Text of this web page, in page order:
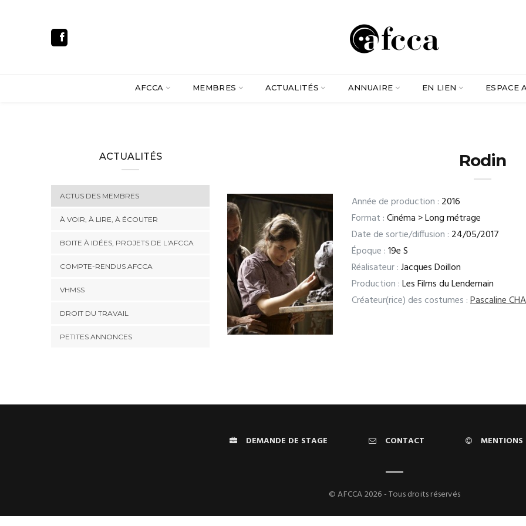
AFCCA MEMBRES ACTUALITÉS ANNUAIRE EN LIEN ESPACE
Rodin
Année de production : 2016
Format :Cinéma > Long métrage
Date de sortie/diffusion : 24/05/2017
Époque :19e S
Réalisateur :Jacques Doillon
Production :Les Films du Lendemain
Créateur(rice) des costumes :Pascaline
ACTUALITÉS
ACTUS DES MEMBRES
À VOIR, À LIRE, À ÉCOUTER
BOITE À IDÉES, PROJETS DE L'AFCCA
COMPTE-RENDUS AFCCA
VHMSS
DROIT DU TRAVAIL
PETITES ANNONCES
DEMANDE DE STAGE CONTACT MENTIONS
© AFCCA 2026 - Tous droits réservés